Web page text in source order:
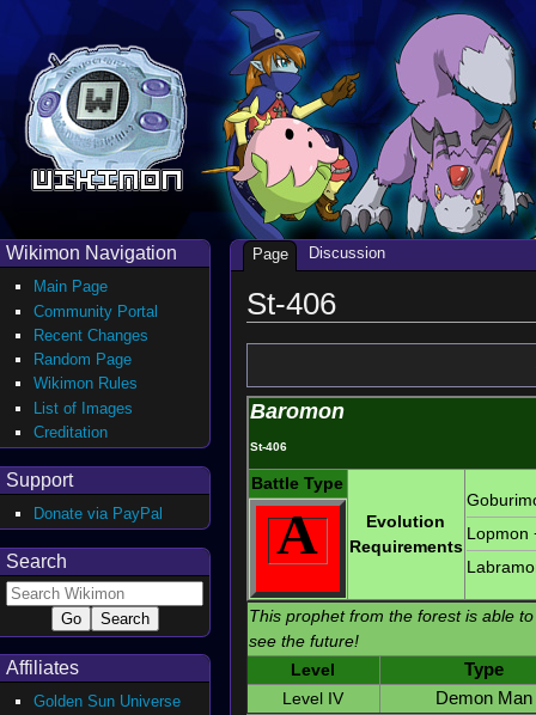
St-406
Baromon
St-406
Battle Type
Evolution
Requirements
Lopmon
A
This prophet from the forest is able
see the future!
Level
Type
Level IV
Demon Man
Page Discussion
Wikimon Navigation
Main Page
Community Portal
Recent Changes
Random Page
Wikimon Rules
List of Images
Creditation
Support
Donate via PayPal
Search
Affiliates
Golden Sun Universe